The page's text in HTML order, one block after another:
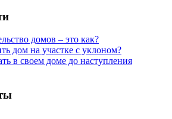
домов – это как?
дом на участке с уклоном?
в своем доме до наступления